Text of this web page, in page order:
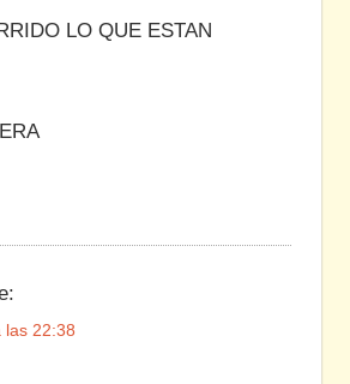
LO QUE ESTAN
las 22:38